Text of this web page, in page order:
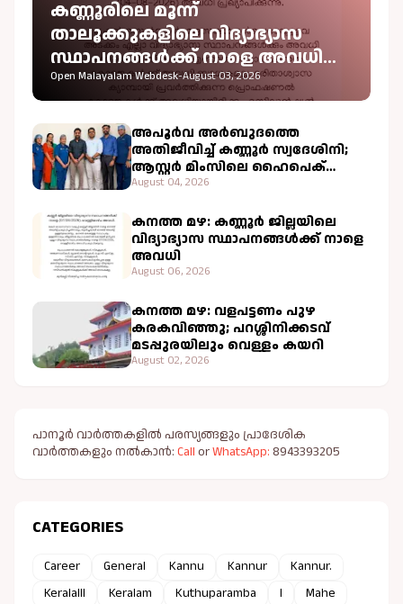
കണ്ണൂരിലെ മൂന്ന്
താലൂക്കുകളിലെ വിദ്യാഭ്യാസ
സ്ഥാപനങ്ങൾക്ക് നാളെ അവധി
പ്രഖ്യാപിച്ചു
Open Malayalam Webdesk-August 03, 2026
അപൂർവ അർബുദത്തെ
അതിജീവിച്ച് കണ്ണൂർ സ്വദേശിനി;
ആസ്റ്റർ മിംസിലെ ഹൈപെക്
ചികിത്സ വിജയകരം
August 04, 2026
കനത്ത മഴ: കണ്ണൂർ ജില്ലയിലെ
വിദ്യാഭ്യാസ സ്ഥാപനങ്ങൾക്ക് നാളെ
അവധി
August 06, 2026
കനത്ത മഴ: വളപട്ടണം പുഴ
കരകവിഞ്ഞു; പറശ്ശിനിക്കടവ്
മടപ്പുരയിലും വെള്ളം കയറി
August 02, 2026
പാനൂർ വാർത്തകളിൽ പരസ്യങ്ങളും പ്രാദേശിക
വാർത്തകളും നൽകാൻ: Call orWhatsApp: 8943393205
CATEGORIES
Career General Kannu Kannur
Kannur.
Keralalll
Keralam Kuthuparamba l
Mahe